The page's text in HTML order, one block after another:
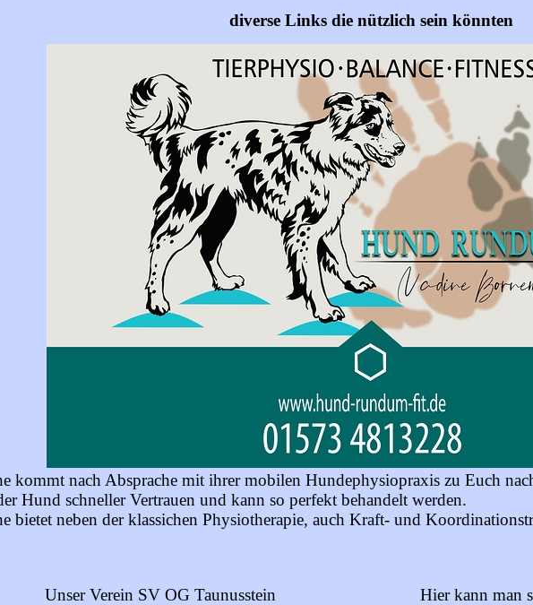
diverse Links die nützlich sein könnten
kommt nach Absprache mit ihrer mobilen Hundephysiopraxis zu Euch
Hund schneller Vertrauen und kann so perfekt behandelt werden.
bietet neben der klassichen Physiotherapie, auch Kraft- und
Hier kann man
Unser Verein SV OG Taunusstein